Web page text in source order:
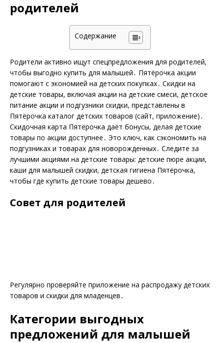
родителей
Содержание
Родители активно ищут спецпредложения для родителей,
чтобы выгодно купить для малышей․ Пятёрочка акции
помогают с экономией на детских покупках․ Скидки на
детские товары, включая акции на детские смеси, детское
питание акции и подгузники скидки, представлены в
Пятёрочка каталог детских товаров (сайт, приложение)․
Скидочная карта Пятёрочка даёт бонусы, делая детские
товары по акции доступнее․ Это ключ, как сэкономить на
подгузниках и товарах для новорожденных․ Следите за
лучшими акциями на детские товары: детские пюре акции,
каши для малышей скидки, детская гигиена Пятёрочка,
чтобы где купить детские товары дешево․
Совет для родителей
Регулярно проверяйте приложение на распродажу детских
товаров и скидки для младенцев․
Категории выгодных
предложений для малышей